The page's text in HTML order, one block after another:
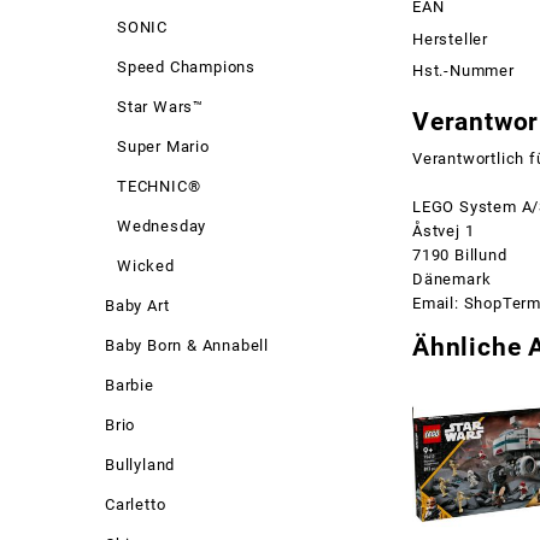
SONIC
Speed Champions
Star Wars™
Super Mario
TECHNIC®
Wednesday
Wicked
Baby Art
Baby Born & Annabell
Barbie
Brio
Bullyland
Carletto
EAN
Hersteller
Hst.-Nummer
Verantwortlich
LEGO System
Åstvej 1
7190 Billund
Dänemark
Email:
Ähnliche